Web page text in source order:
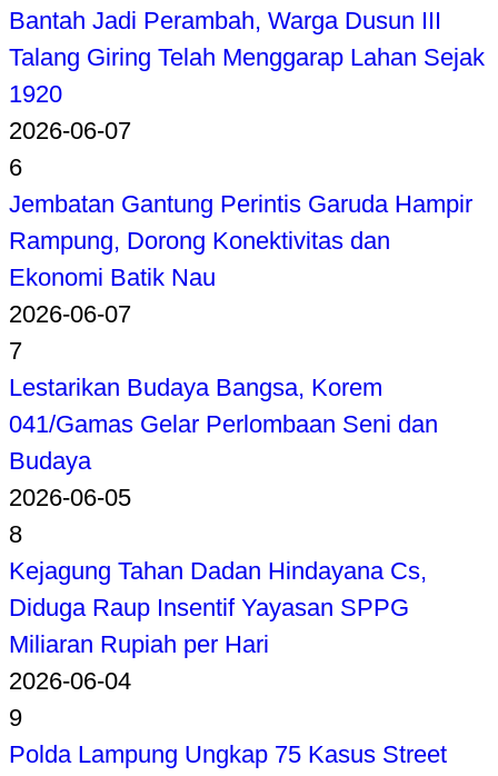
Bantah Jadi Perambah, Warga Dusun III
Talang Giring Telah Menggarap Lahan Sejak
1920
2026-06-07
6
Jembatan Gantung Perintis Garuda Hampir
Rampung, Dorong Konektivitas dan
Ekonomi Batik Nau
2026-06-07
7
Lestarikan Budaya Bangsa, Korem
041/Gamas Gelar Perlombaan Seni dan
Budaya
2026-06-05
8
Kejagung Tahan Dadan Hindayana Cs,
Diduga Raup Insentif Yayasan SPPG
Miliaran Rupiah per Hari
2026-06-04
9
Polda Lampung Ungkap 75 Kasus Street